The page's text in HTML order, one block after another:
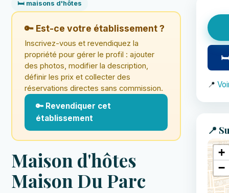
🛏️ maisons d'hôtes
🔑 Est-ce votre établissement ?
Inscrivez-vous et revendiquez la
propriété pour gérer le profil : ajouter
des photos, modifier la description,
définir les prix et collecter des
réservations directes sans commission.
🔑 Revendiquer cet
établissement
Maison d'hôtes
Maison Du Parc
🛏
📍
📍
+
−